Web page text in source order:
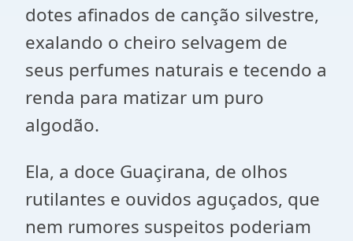
dotes afinados de canção silvestre,
exalando o cheiro selvagem de
seus perfumes naturais e tecendo a
renda para matizar um puro
algodão.
Ela, a doce Guaçirana, de olhos
rutilantes e ouvidos aguçados, que
nem rumores suspeitos poderiam